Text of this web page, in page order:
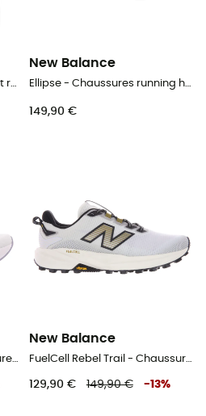
New Balance
149,90 €
New Balance
129,90 € 149,90 € -13%